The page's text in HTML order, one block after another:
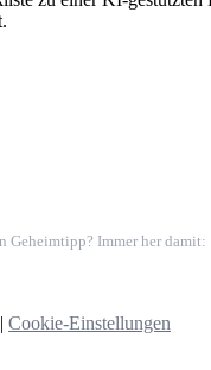
Geheimtipp? Immer her damit:
Cookie-Einstellungen